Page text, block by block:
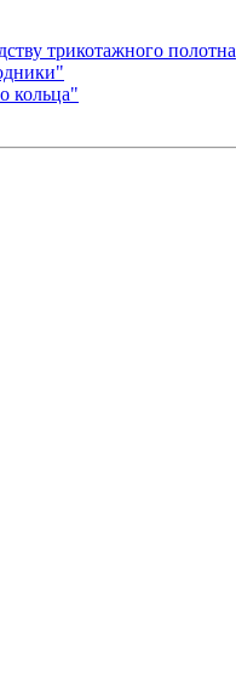
трикотажного полотна
кольца"